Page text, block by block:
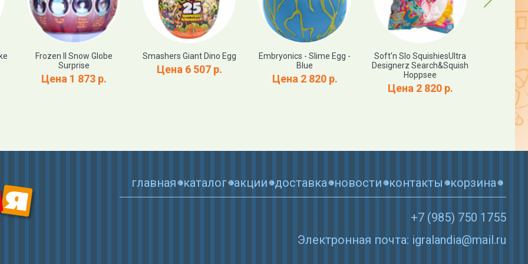
Frozen II Snow Globe
Surprise
Цена 1 873 р.
Smashers Giant Dino Egg
Цена 6 507 р.
Embryonics - Slime Egg -
Blue
Цена 2 820 р.
Soft'n Slo SquishiesUltra
Designerz Search&Squish
Hoppsee
Цена 2 820 р.
главная каталог акции доставка новости контакты корзина
+7 (985) 750 1755
Электронная почта: igralandia@mail.ru